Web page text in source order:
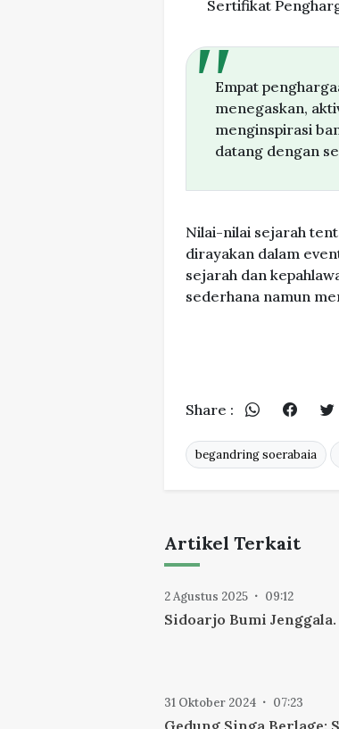
Sertifikat
Empat
menegaskan,
menginspirasi
datang dengan
Nilai-nilai sejarah
dirayakan dalam
sejarah dan
sederhana namun
Share :
begandring soerabaia
Artikel Terkait
2 Agustus 2025 09:12
Sidoarjo Bumi
31 Oktober 2024 07:23
Gedung Singa Berlage: